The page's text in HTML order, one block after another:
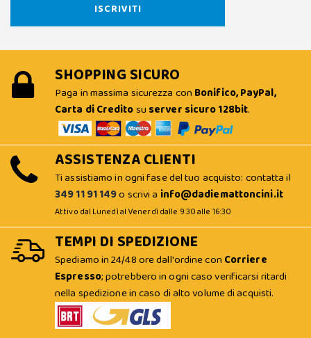
SHOPPING SICURO
Paga in massima sicurezza con Bonifico, PayPal,
Carta di Creditosu server sicuro 128bit.
ASSISTENZA CLIENTI
Ti assistiamo in ogni fase del tuo acquisto: contatta il
349 11 91 149o scrivi a info@dadiemattoncini.it
Attivo dal Lunedì al Venerdì dalle 9:30 alle 16:30
TEMPI DI SPEDIZIONE
Spediamo in 24/48 ore dall'ordine con Corriere
Espresso; potrebbero in ogni caso verificarsi ritardi
nella spedizione in caso di alto volume di acquisti.